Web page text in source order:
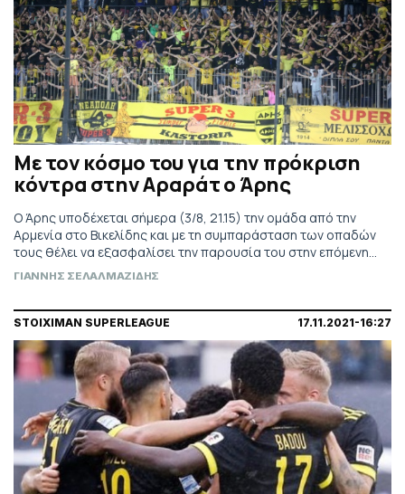
Με τον κόσμο του για την πρόκριση
κόντρα στην Αραράτ ο Άρης
Ο Άρης υποδέχεται σήμερα (3/8, 21.15) την ομάδα από την
Αρμενία στο Βικελίδης και με τη συμπαράσταση των οπαδών
τους θέλει να εξασφαλίσει την παρουσία του στην επόμενη
προκριματική φάση του Conference League.
ΓΙΑΝΝΗΣ ΣΕΛΑΛΜΑΖΙΔΗΣ
STOIXIMAN SUPERLEAGUE 17.11.2021-16:27